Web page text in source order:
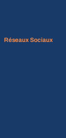
Réseaux Sociaux